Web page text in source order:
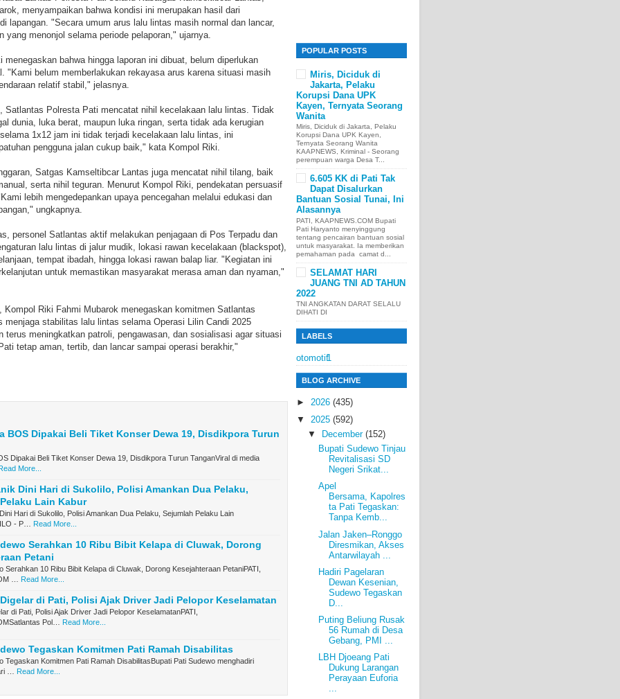
menyampaikan bahwa kondisi ini merupakan hasil dari
lapangan. "Secara umum arus lalu lintas masih normal dan lancar,
yang menonjol selama periode pelaporan," ujarnya.
menegaskan bahwa hingga laporan ini dibuat, belum diperlukan
"Kami belum memberlakukan rekayasa arus karena situasi masih
relatif stabil," jelasnya.
Satlantas Polresta Pati mencatat nihil kecelakaan lalu lintas. Tidak
dunia, luka berat, maupun luka ringan, serta tidak ada kerugian
1x12 jam ini tidak terjadi kecelakaan lalu lintas, ini
pengguna jalan cukup baik," kata Kompol Riki.
Satgas Kamseltibcar Lantas juga mencatat nihil tilang, baik
serta nihil teguran. Menurut Kompol Riki, pendekatan persuasif
lebih mengedepankan upaya pencegahan melalui edukasi dan
ungkapnya.
personel Satlantas aktif melakukan penjagaan di Pos Terpadu dan
lalu lintas di jalur mudik, lokasi rawan kecelakaan (blackspot),
tempat ibadah, hingga lokasi rawan balap liar. "Kegiatan ini
untuk memastikan masyarakat merasa aman dan nyaman,"
Kompol Riki Fahmi Mubarok menegaskan komitmen Satlantas
menjaga stabilitas lalu lintas selama Operasi Lilin Candi 2025
terus meningkatkan patroli, pengawasan, dan sosialisasi agar situasi
tetap aman, tertib, dan lancar sampai operasi berakhir,"
BOS Dipakai Beli Tiket Konser Dewa 19, Disdikpora Turun
Dipakai Beli Tiket Konser Dewa 19, Disdikpora Turun TanganViral di media
More...
Dini Hari di Sukolilo, Polisi Amankan Dua Pelaku,
Lain Kabur
Hari di Sukolilo, Polisi Amankan Dua Pelaku, Sejumlah Pelaku Lain
- P…
Read More...
Serahkan 10 Ribu Bibit Kelapa di Cluwak, Dorong
Petani
Serahkan 10 Ribu Bibit Kelapa di Cluwak, Dorong Kesejahteraan PetaniPATI,
…
Read More...
di Pati, Polisi Ajak Driver Jadi Pelopor Keselamatan
di Pati, Polisi Ajak Driver Jadi Pelopor KeselamatanPATI,
Pol… Read More...
Tegaskan Komitmen Pati Ramah Disabilitas
Tegaskan Komitmen Pati Ramah DisabilitasBupati Pati Sudewo menghadiri
…
Read More...
POPULAR POSTS
Miris, Diciduk di
Jakarta, Pelaku
Korupsi Dana UPK
Kayen, Ternyata Seorang
Wanita
Miris, Diciduk di Jakarta, Pelaku
Korupsi Dana UPK Kayen,
Ternyata Seorang Wanita
KAAPNEWS, Kriminal - Seorang
perempuan warga Desa T...
6.605 KK di Pati Tak
Dapat Disalurkan
Bantuan Sosial Tunai, Ini
Alasannya
PATI, KAAPNEWS.COM Bupati
Pati Haryanto menyinggung
tentang pencairan bantuan sosial
untuk masyarakat. Ia memberikan
pemahaman pada camat d...
SELAMAT HARI
JUANG TNI AD TAHUN
2022
TNI ANGKATAN DARAT SELALU
DIHATI DI
LABELS
otomotif1
BLOG ARCHIVE
► 2026 (435)
▼ 2025 (592)
▼
December (152)
Bupati Sudewo Tinjau
Revitalisasi SD
Negeri Srikat...
Apel
Bersama, Kapolres
ta Pati Tegaskan:
Tanpa Kemb...
Jalan Jaken–Ronggo
Diresmikan, Akses
Antarwilayah ...
Hadiri Pagelaran
Dewan Kesenian,
Sudewo Tegaskan
D...
Puting Beliung Rusak
56 Rumah di Desa
Gebang, PMI ...
LBH Djoeang Pati
Dukung Larangan
Perayaan Euforia
...